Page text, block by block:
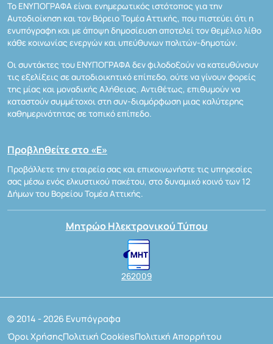
Το ΕΝΥΠΟΓΡΑΦΑ είναι ενημερωτικός ιστότοπος για την
Αυτοδιοίκηση και τον Βόρειο Τομέα Αττικής, που πιστεύει ότι η
ενυπόγραφη και με άποψη δημοσίευση αποτελεί τον θεμέλιο λίθο
κάθε κοινωνίας ενεργών και υπεύθυνων πολιτών-δημοτών.
Οι συντάκτες του ΕΝΥΠΟΓΡΑΦΑ δεν φιλοδοξούν να κατευθύνουν
τις εξελίξεις σε αυτοδιοικητικό επίπεδο, ούτε να γίνουν φορείς
της μίας και μοναδικής Αλήθειας. Αντιθέτως, επιθυμούν να
καταστούν συμμέτοχοι στη συν-διαμόρφωση μιας καλύτερης
καθημερινότητας σε τοπικό επίπεδο.
Προβληθείτε στο «Ε»
Προβάλλετε την εταιρεία σας και επικοινωνήστε τις υπηρεσίες
σας μέσω ενός ελκυστικού πακέτου, στο δυναμικό κοινό των 12
Δήμων του Βορείου Τομέα Αττικής.
Μητρώο Ηλεκτρονικού Τύπου
262009
© 2014 - 2026 Ενυπόγραφα
Όροι ΧρήσηςΠολιτική CookiesΠολιτική Απορρήτου